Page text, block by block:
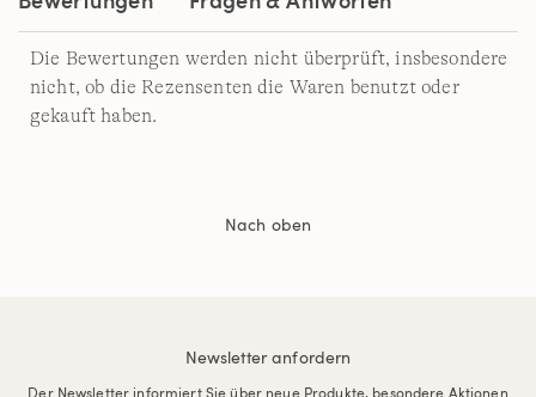
Die Bewertungen werden nicht überprüft, insbesondere
nicht, ob die Rezensenten die Waren benutzt oder
gekauft haben.
Nach oben
Newsletter anfordern
Der Newsletter informiert Sie über neue Produkte, besondere Aktionen